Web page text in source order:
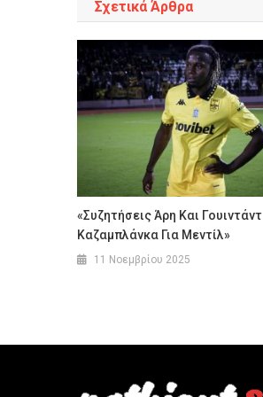
Σχετικά Άρθρα
«Συζητήσεις Άρη Και Γουιντάντ
Καζαμπλάνκα Για Μεντίλ»
11 Νοεμβρίου 2025